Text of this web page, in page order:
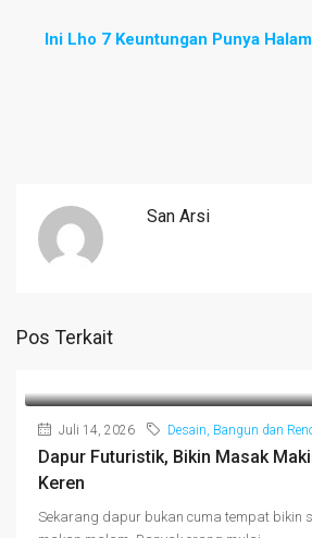
Ini Lho 7 Keuntungan Punya
San Arsi
Pos Terkait
Juli 14, 2026 Desain, Bangun dan
Dapur Futuristik, Bikin Masak
Keren
Sekarang dapur bukan cuma tempat bikin